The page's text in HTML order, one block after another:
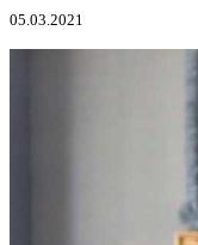
05.03.2021